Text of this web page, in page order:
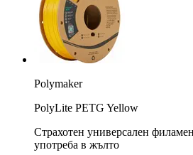
Polymaker
PolyLite PETG Yellow
Страхотен универсален
употреба в жълто